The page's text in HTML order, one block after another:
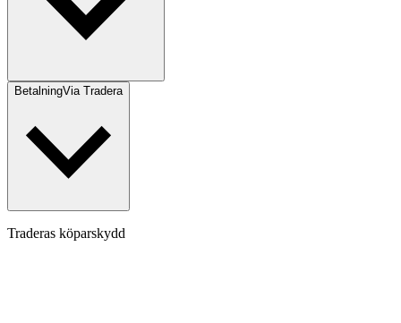
BetalningVia Tradera
Traderas köparskydd